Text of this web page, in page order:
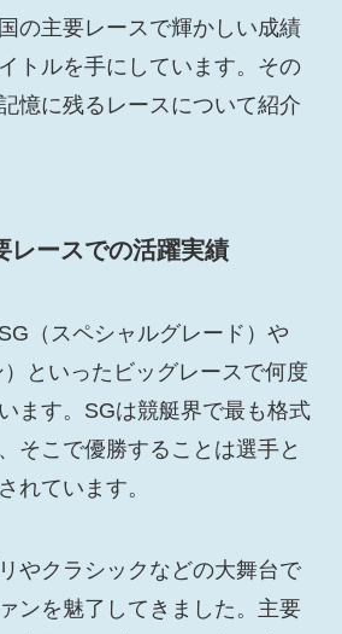
の主要レースで輝かしい成績
トルを手にしています。その
憶に残るレースについて紹介
レースでの活躍実績
（スペシャルグレード）や
といったビッグレースで何度
ます。SGは競艇界で最も格式
そこで優勝することは選手と
れています。
やクラシックなどの大舞台で
ンを魅了してきました。主要